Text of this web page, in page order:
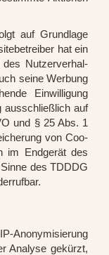
auf Grund­la­ge
hat ein
des Nut­zer­ver­hal­
sei­ne Wer­bung
Ein­wil­li­gung
aus­schließ­lich auf
und § 25 Abs. 1
von Coo­
im End­ge­rät des
des TDDDG
Anony­mi­sie­rung
Ana­ly­se gekürzt,